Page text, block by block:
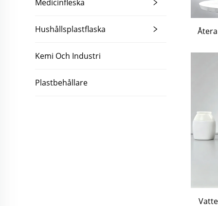
Medicinfleska
Hushållsplastflaska
Kemi Och Industri
Plastbehållare